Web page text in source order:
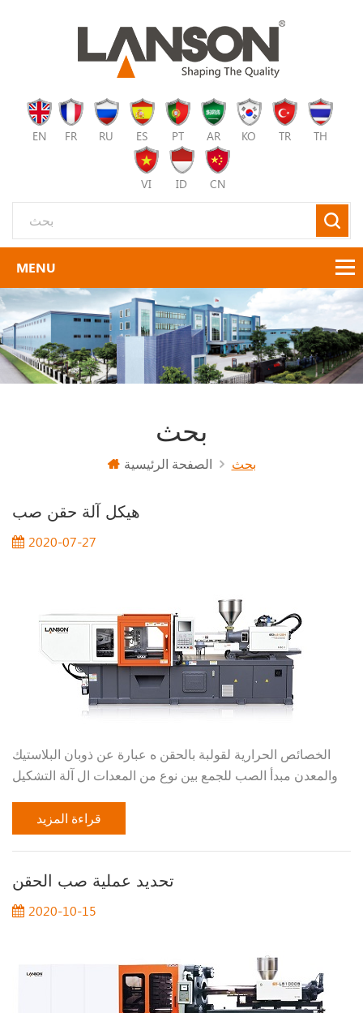
EN FR RU ES PT AR KO TR TH
VI ID CN
بحث
الصفحة الرئيسية بحث
هيكل آلة حقن صب
2020-07-27
الخصائص الحرارية لقولبة بالحقن ه عبارة عن ذوبان البلاستيك
والمعدن مبدأ الصب للجمع بين نوع من المعدات ال آلة التشكيل
قراءة المزيد
تحديد عملية صب الحقن
2020-10-15